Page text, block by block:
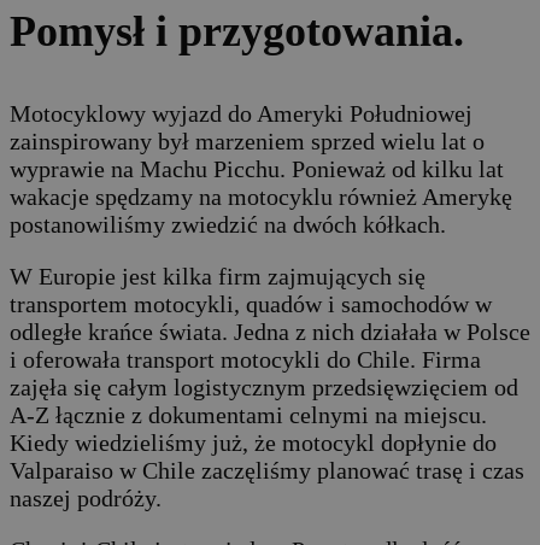
Pomysł i przygotowania.
Motocyklowy wyjazd do Ameryki Południowej
zainspirowany był marzeniem sprzed wielu lat o
wyprawie na Machu Picchu. Ponieważ od kilku lat
wakacje spędzamy na motocyklu również Amerykę
postanowiliśmy zwiedzić na dwóch kółkach.
W Europie jest kilka firm zajmujących się
transportem motocykli, quadów i samochodów w
odległe krańce świata. Jedna z nich działała w Polsce
i oferowała transport motocykli do Chile. Firma
zajęła się całym logistycznym przedsięwzięciem od
A-Z łącznie z dokumentami celnymi na miejscu.
Kiedy wiedzieliśmy już, że motocykl dopłynie do
Valparaiso w Chile zaczęliśmy planować trasę i czas
naszej podróży.